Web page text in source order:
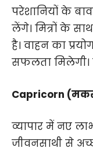
परेशानियों के
लेंगे। मित्रों के
है। वाहन का
सफलता मिलेगी।
Capricorn
व्‍यापार में नए
जीवनसाथी से